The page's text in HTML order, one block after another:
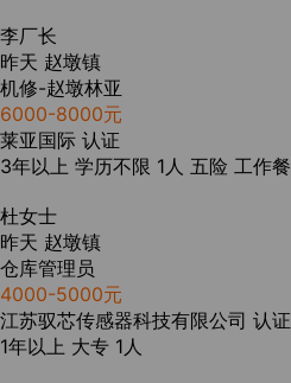
李厂长
昨天 赵墩镇
机修-赵墩林亚
6000-8000元
莱亚国际 认证
3年以上 学历不限 1人 五险 工作餐
杜女士
昨天 赵墩镇
仓库管理员
4000-5000元
江苏驭芯传感器科技有限公司 认证
1年以上 大专 1人